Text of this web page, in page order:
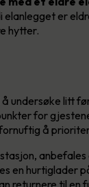
er
hytter.
undersøke litt
for
å
en hurtiglader
returnere til en